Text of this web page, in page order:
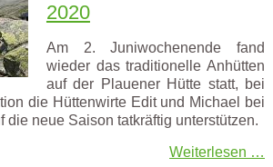
2020
Am 2. Juniwochenende fand
wieder das traditionelle Anhütten
auf der Plauener Hütte statt, bei
die Hüttenwirte Edit und Michael bei
die neue Saison tatkräftig unterstützen.
Weiterlesen …